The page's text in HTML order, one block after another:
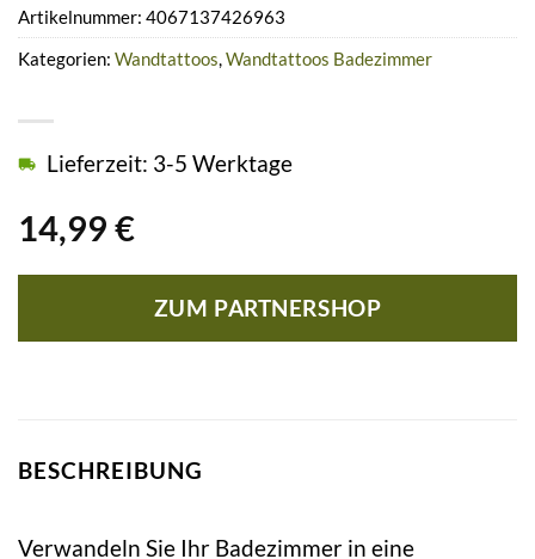
14,99 €
Lieferzeit: 3-5 Werktage
ZUM PARTNERSHOP
Artikelnummer: 4067137426963
Kategorien: Wandtattoos Wandtattoos Badezimmer
BESCHREIBUNG
Verwandeln Sie Ihr Badezimmer in eine